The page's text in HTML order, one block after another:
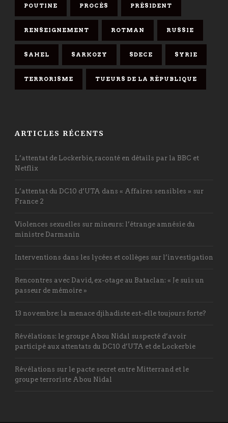
POUTINE PROCÈS PRÉSIDENT
RENSEIGNEMENT ROTMAN RUSSIE
SAHEL SARKOZY SDECE SYRIE
TERRORISME TUEURS DE LA RÉPUBLIQUE
ARTICLES RÉCENTS
L’attentat de Lockerbie, raconté en détails par la BBC et
Netflix
L’attentat du DC10 d’UTA dans « Affaires sensibles » sur
France 2
Violences sexuelles sur mineurs: l’étrange amnésie du
ministre Darmanin
Interventions dans les lycées et collèges sur l’investigation
Rencontres avec David, ex-otage au Bataclan: « Je suis un
passeur de mémoire »
13 novembre: la menace djihadiste est-elle toujours forte?
Révélations: le groupe Abou Nidal suspecté d’avoir
participé aux attentats du DC10 d’UTA et de Lockerbie
Révélations sur le pacte secret entre Mitterrand et le
groupe terroriste Abou Nidal